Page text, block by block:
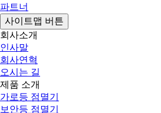
파트너
사이트맵 버튼
회사소개
인사말
회사연혁
오시는 길
제품 소개
가로등 점멸기
보안등 점멸기